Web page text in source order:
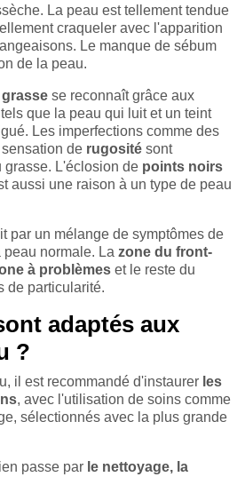
La peau est tellement tendue
craqueler avec l'apparition
Le manque de sébum
de la peau.
se reconnaît grâce aux
que la peau qui luit et un teint
Les imperfections comme des
de rugosité sont
grasse. L'éclosion de points noirs
aussi une raison à un type de peau
par un mélange de symptômes de
peau normale. La zone du front-
à problèmes et le reste du
de particularité.
adaptés aux
?
il est recommandé d'instaurer les
, avec l'utilisation de soins comme
sélectionnés avec la plus grande
passe par le nettoyage, la